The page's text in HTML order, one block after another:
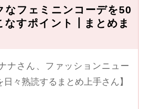
なフェミニンコーデを50
なすポイント┃まとめま
ナさん、ファッションニュー
々熟読するまとめ上手さん】